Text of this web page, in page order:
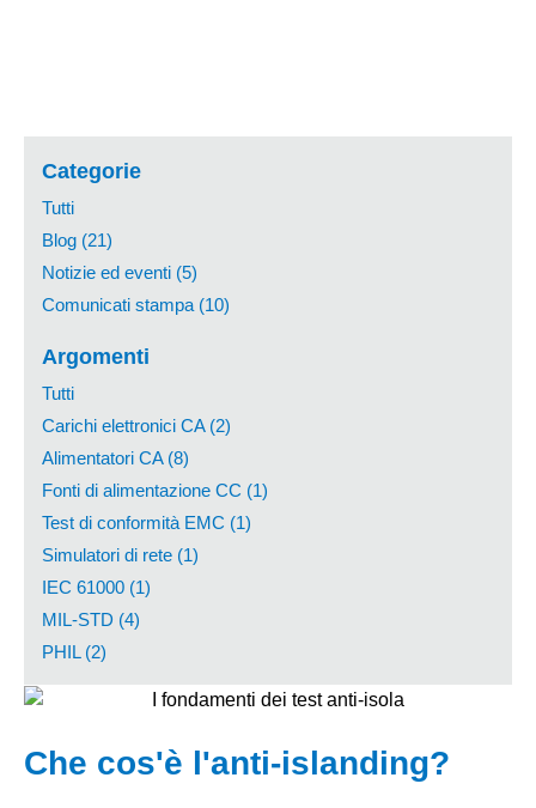
Che cos'è l'anti-islanding?
Categorie
Tutti
Blog (21)
Notizie ed eventi (5)
Comunicati stampa (10)
Argomenti
Tutti
Carichi elettronici CA (2)
Alimentatori CA (8)
Fonti di alimentazione CC (1)
Test di conformità EMC (1)
Simulatori di rete (1)
IEC 61000 (1)
MIL-STD (4)
PHIL (2)